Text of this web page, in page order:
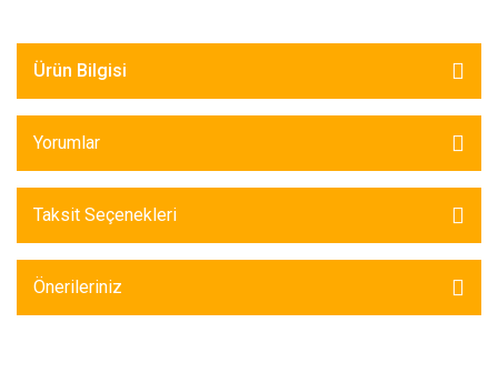
Ürün Bilgisi
Yorumlar
Taksit Seçenekleri
Önerileriniz